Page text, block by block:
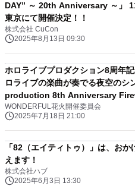
DAY” ～ 20th Anniversary ～」
東京にて開催決定！！
株式会社 CuCon
2025年8月13日 09:30
ホロライブプロダクション8周年
ロライブの楽曲が奏でる夜空の
production 8th Anniversary Fireworks～
Symphony開催決定！
WONDERFUL花火開催委員会
2025年7月18日 21:00
「82（エイティトゥ）」は、お
えます！
株式会社ハブ
2025年6月3日 13:30